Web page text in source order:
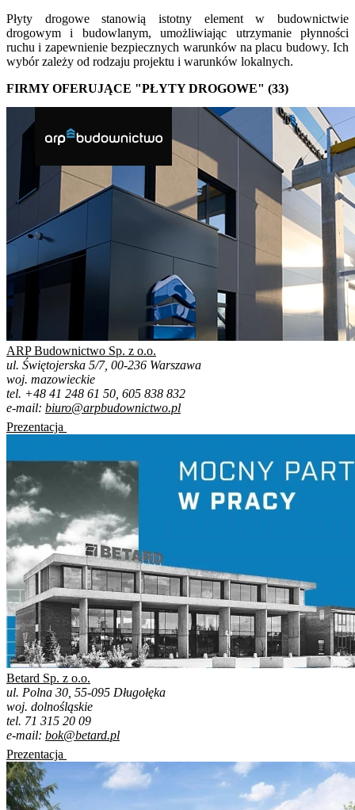
Płyty drogowe stanowią istotny element w budownictwie
drogowym i budowlanym, umożliwiając utrzymanie płynności
ruchu i zapewnienie bezpiecznych warunków na placu budowy. Ich
wybór zależy od rodzaju projektu i warunków lokalnych.
FIRMY OFERUJĄCE "PŁYTY DROGOWE" (33)
ARP Budownictwo Sp. z o.o.
ul. Świętojerska 5/7, 00-236 Warszawa
woj. mazowieckie
tel. +48 41 248 61 50, 605 838 832
e-mail: biuro@arpbudownictwo.pl
Prezentacja
Betard Sp. z o.o.
ul. Polna 30, 55-095 Długołęka
woj. dolnośląskie
tel. 71 315 20 09
e-mail: bok@betard.pl
Prezentacja